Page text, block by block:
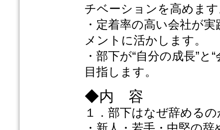
チベーションを高めま
・定着率の高い会社が
メントに活かします。
・部下が“自分の成長”
目指します。
◆内 容
１．部下はなぜ辞める